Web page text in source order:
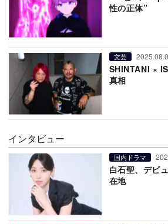
性の正体”
文芸
SHINTANI ×
真相
インタビュー
国内ドラマ
白石聖、デビ
在地